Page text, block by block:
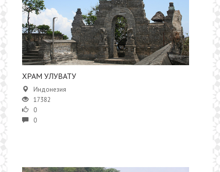
​ХРАМ УЛУВАТУ
Индонезия
17382
0
0